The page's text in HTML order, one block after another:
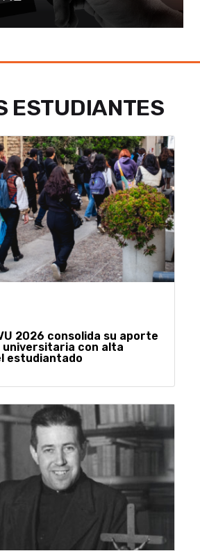
ESTUDIANTES
2026 consolida su aporte
universitaria con alta
estudiantado